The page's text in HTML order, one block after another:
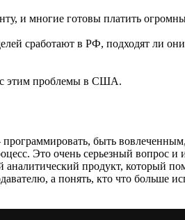
и многие готовы платить
сработают в РФ, подходят ли
с этим проблемы в США.
быть вовлеченным,
Это очень серьезный вопрос
продукт, который
а понять, кто что больше